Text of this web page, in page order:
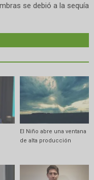
se debió a la sequía
El Niño abre una ventana
de alta producción